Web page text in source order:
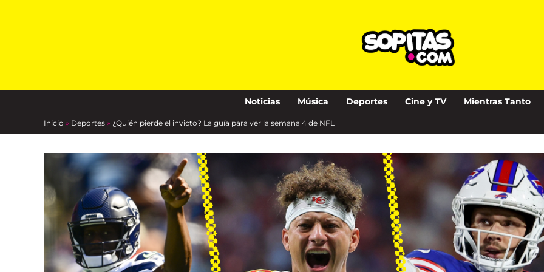
Noticias Música Deportes Cine y TV Mientras Tanto
Inicio » Deportes » ¿Quién pierde el invicto? La guía para ver la semana 4 de NFL